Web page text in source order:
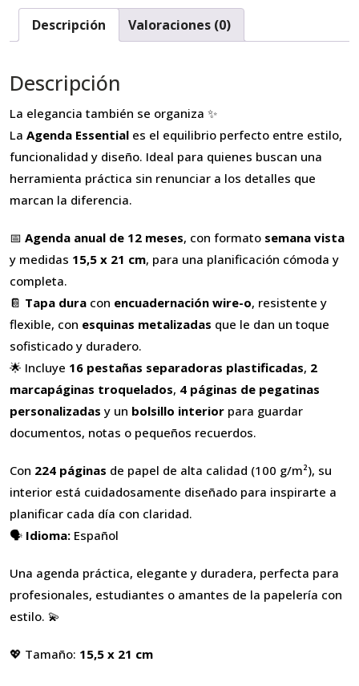
Descripción Valoraciones (0)
Descripción
La elegancia también se organiza ✨
La Agenda Essential es el equilibrio perfecto entre estilo,
funcionalidad y diseño. Ideal para quienes buscan una
herramienta práctica sin renunciar a los detalles que
marcan la diferencia.
📅 Agenda anual de 12 meses, con formato semana vista
y medidas 15,5 x 21 cm, para una planificación cómoda y
completa.
📔 Tapa dura con encuadernación wire-o, resistente y
flexible, con esquinas metalizadas que le dan un toque
sofisticado y duradero.
🌟 Incluye 16 pestañas separadoras plastificadas, 2
marcapáginas troquelados, 4 páginas de pegatinas
personalizadas y un bolsillo interior para guardar
documentos, notas o pequeños recuerdos.
Con 224 páginas de papel de alta calidad (100 g/m²), su
interior está cuidadosamente diseñado para inspirarte a
planificar cada día con claridad.
🗣️ Idioma: Español
Una agenda práctica, elegante y duradera, perfecta para
profesionales, estudiantes o amantes de la papelería con
estilo. 💫
💖 Tamaño: 15,5 x 21 cm